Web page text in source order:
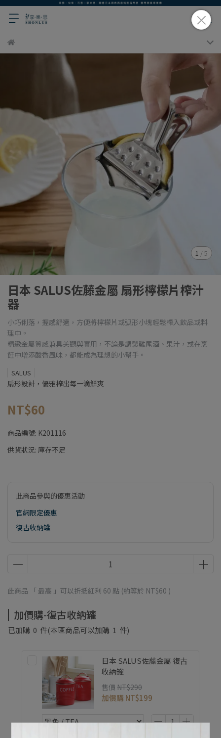
1 /5
日本 SALUS佐藤金屬 扇形檸檬片榨汁
器
小巧俐落，握感舒適，方便將檸檬片或弧形小塊輕鬆榨入飲品或料
理中。
精緻金屬質感兼具美觀與實用，不論是調製雞尾酒、果汁，或在烹
飪中增添酸香風味，都能成為理想的小幫手。
SALUS
扇形設計，優雅榨出每一滴鮮爽
NT$60
商品編號: K201116
供貨狀況: 庫存不足
此商品參與的優惠活動
官網限定優惠
復古收納罐
此商品 「 最高 」可以折抵紅利 60 點 (約等於 NT$60 )
加價購-復古收納罐
已加購 0 件(本區商品可以加購 1 件)
日本 SALUS佐藤金屬 復古
收納罐
售價 NT$290
加價購 NT$199